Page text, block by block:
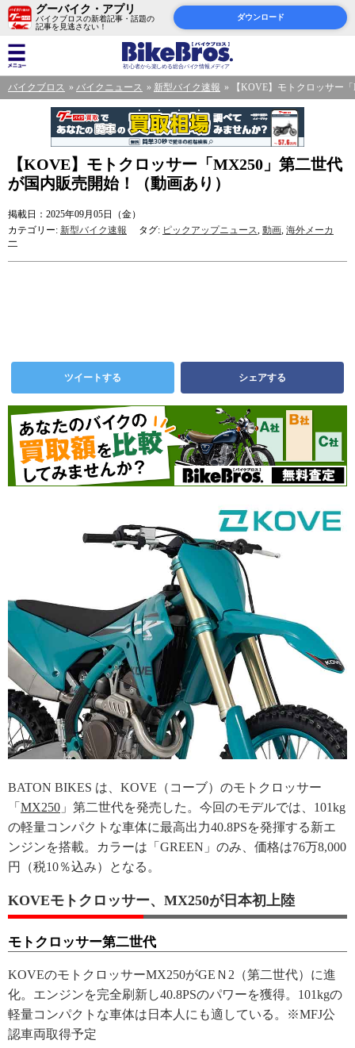
グーバイク・アプリ
バイクブロスの新着記事・話題の
記事を見逃さない！
ダウンロード
バイクブロス バイクニュース 新型バイク速報 【KOVE】モトクロッサー
【KOVE】モトクロッサー「MX250」第二世代
が国内販売開始！（動画あり）
掲載日：2025年09月05日（金）
カテゴリー: 新型バイク速報 タグ: ピックアップニュース, 動画, 海外メーカ
ー
ツイートする シェアする
BATON BIKES は、KOVE（コーブ）のモトクロッサー
「 MX250 」第二世代を発売した。今回のモデルでは、101kg
の軽量コンパクトな車体に最高出力40.8PSを発揮する新エ
ンジンを搭載。カラーは「GREEN」のみ、価格は76万8,000
円（税10％込み）となる。
KOVEモトクロッサー、MX250が日本初上陸
モトクロッサー第二世代
KOVEのモトクロッサーMX250がGEＮ2（第二世代）に進
化。エンジンを完全刷新し40.8PSのパワーを獲得。101kgの
軽量コンパクトな車体は日本人にも適している。※MFJ公
認車両取得予定